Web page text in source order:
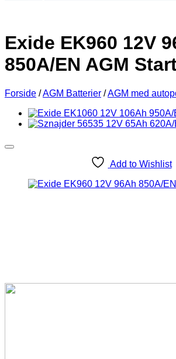
Exide EK960 12V
850A/EN AGM
Forside /AGM Batterier /AGM med
Add to Wishlist